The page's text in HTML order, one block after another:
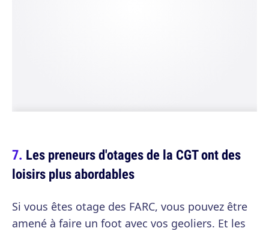
Les preneurs d'otages de la CGT ont des
loisirs plus abordables
Si vous êtes otage des FARC, vous pouvez être
amené à faire un foot avec vos geoliers. Et les